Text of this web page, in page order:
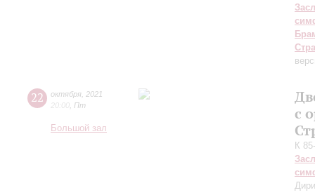
22 октября 2021
20:00 Пт
Большой зал
с
К